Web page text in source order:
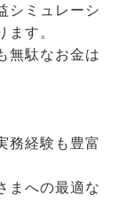
シミュレーシ
す。
無駄なお金は
務経験も豊富
まへの最適な